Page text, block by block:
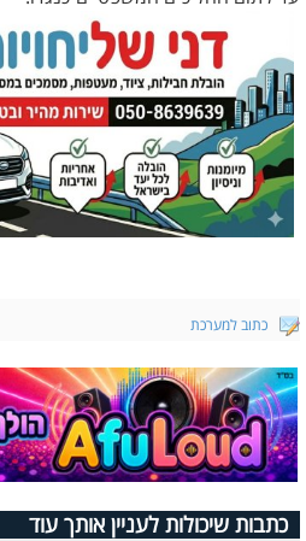
כתוב למערכת
כתבות שיכולות לעניין אותך עוד